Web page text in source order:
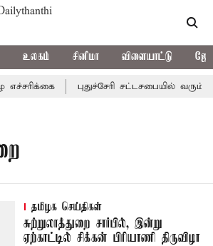
உலகம் சினிமா விளையாட்டு
புதுச்சேரி சட்டசபையில்
தமிழக செய்திகள்
சுற்றுலாத்துறை சார்பில், இன்று
ஏற்காட்டில் சிக்கன் பிரியாணி திருவிழா